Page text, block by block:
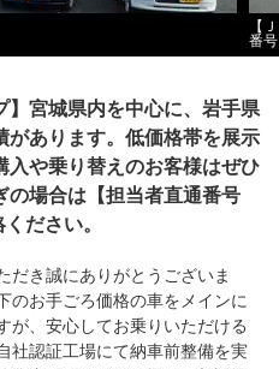
【
番
】宮城県内を中心に、岩手県
があります。低価格帯を展示
入や乗り替えのお客様はぜひ
の場合は【担当者直通番号
ださい。
だき誠にありがとうございま
のお手ごろ価格の車をメインに
が、安心してお乗りいただける
社認証工場にて納車前整備を実